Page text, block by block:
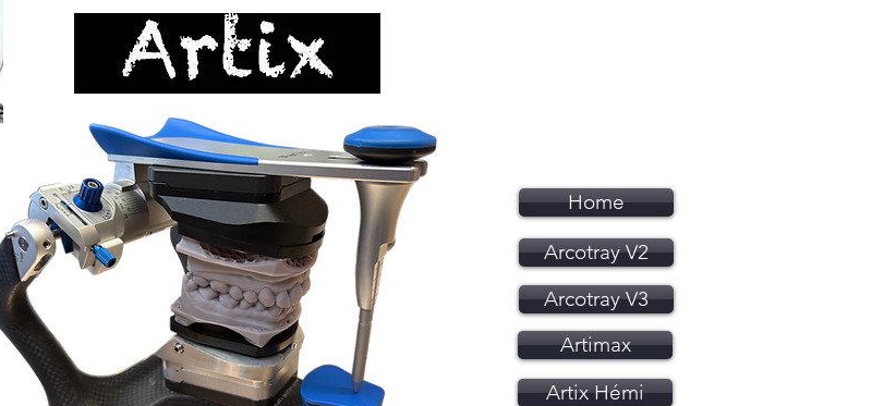
Home
Arcotray V2
Arcotray V3
Artimax
Artix Hémi